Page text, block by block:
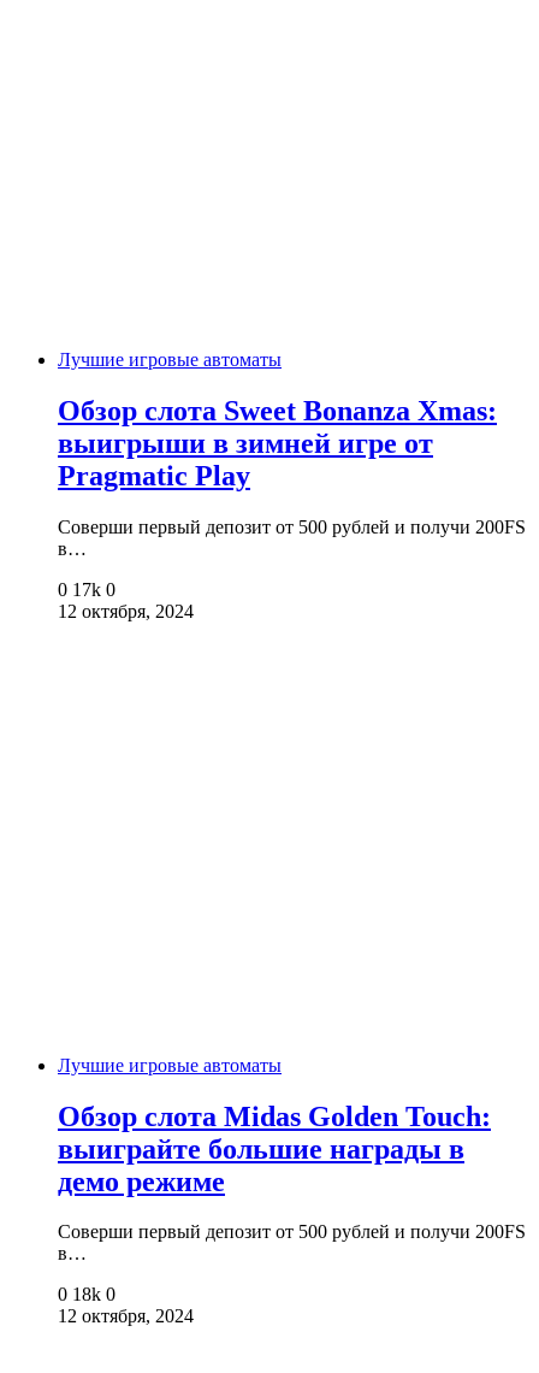
Лучшие игровые автоматы
Обзор слота Sweet Bonanza Xmas:
выигрыши в зимней игре от
Pragmatic Play
Соверши первый депозит от 500 рублей и получи 200FS
в…
0 17k 0
12 октября, 2024
Лучшие игровые автоматы
Обзор слота Midas Golden Touch:
выиграйте большие награды в
демо режиме
Соверши первый депозит от 500 рублей и получи 200FS
в…
0 18k 0
12 октября, 2024